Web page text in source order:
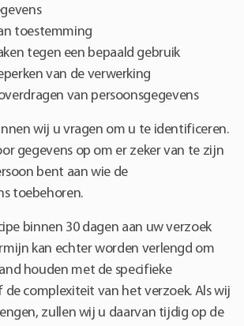
toestemming
tegen een bepaald gebruik
van de verwerking
van persoonsgegevens
wij u vragen om u te identificeren.
gegevens op om er zeker van te zijn
bent aan wie de
toebehoren.
binnen 30 dagen aan uw verzoek
kan echter worden verlengd om
houden met de specifieke
de complexiteit van het verzoek. Als wij
zullen wij u daarvan tijdig op de